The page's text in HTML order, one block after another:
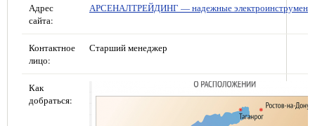
Адрес
сайта:
АРСЕНАЛТРЕЙДИНГ — надежные
Контактное
лицо:
Старший менеджер
Как
добраться: